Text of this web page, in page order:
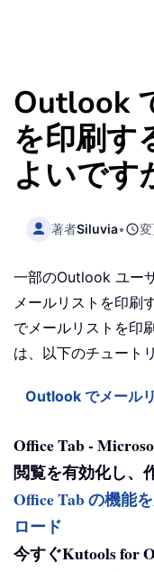
Outlook
を印刷す
よいです
著者Siluvia•
一部のOutlook ユー
メールリストを印刷
でメールリストを印
は、以下のチュート
Outlook でメール
Office Tab -
閲覧を有効化し、
Office Tab の機能
ロード
今すぐKutools for